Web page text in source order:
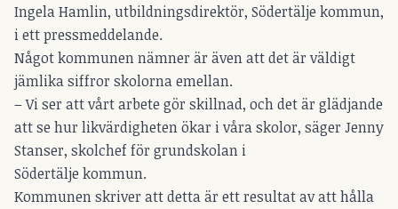
Ingela Hamlin, utbildningsdirektör, Södertälje kommun,
i ett pressmeddelande.
Något kommunen nämner är även att det är väldigt
jämlika siffror skolorna emellan.
– Vi ser att vårt arbete gör skillnad, och det är glädjande
att se hur likvärdigheten ökar i våra skolor, säger Jenny
Stanser, skolchef för grundskolan i
Södertälje kommun.
Kommunen skriver att detta är ett resultat av att hålla